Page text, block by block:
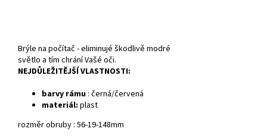
Brýle na počítač - eliminujé škodlivě modré
světlo a tím chrání Vašé oči.
NEJDŮLEŽITĚJŠÍ VLASTNOSTI:
barvy rámu : černá/červená
materiál: plast
rozměr obruby : 56-19-148mm